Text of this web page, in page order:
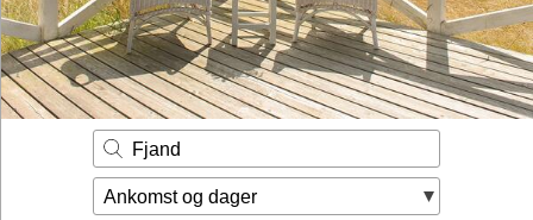
Kontakt
Eier login
Fjand
Ankomst og dager